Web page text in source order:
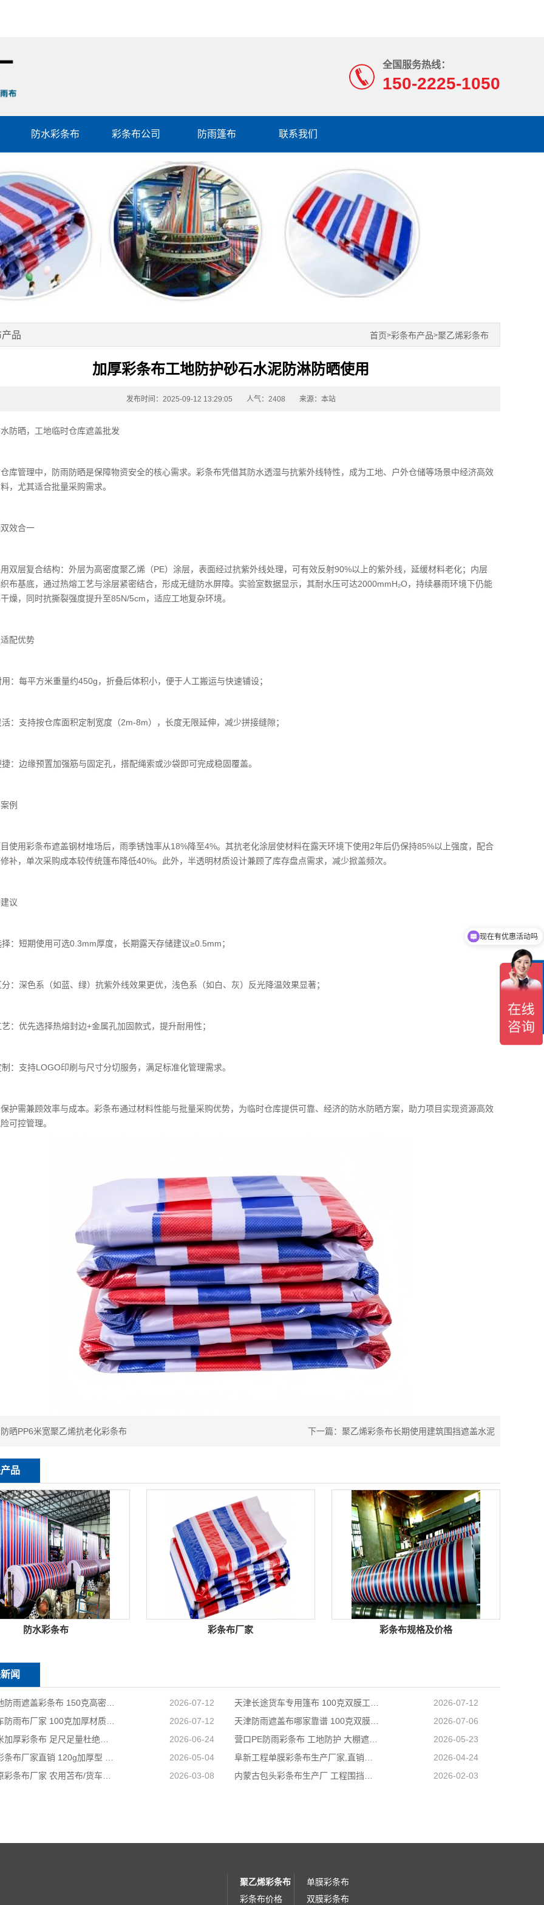
全国服务热线：
150-2225-1050
防水彩条布 彩条布公司 防雨篷布 联系我们
品 首页>彩条布产品>聚乙烯彩条布
加厚彩条布工地防护砂石水泥防淋防晒使用
发布时间：2025-09-12 13:29:05 人气：2408 来源：本站
防晒，工地临时仓库遮盖批发
库管理中，防雨防晒是保障物资安全的核心需求。 彩条布凭借其防水透湿与抗紫外线特性，成为工地、户外仓储等场景中经济高效
，尤其适合批量采购需求。
效合一
双层复合结构：外层为高密度聚乙烯（PE）涂层，表面经过抗紫外线处理，可有效反射90%以上的紫外线，延缓材料老化；内层
布基底，通过热熔工艺与涂层紧密结合，形成无缝防水屏障。实验室数据显示，其耐水压可达2000mmH₂O，持续暴雨环境下仍能
燥，同时抗撕裂强度提升至85N/5cm，适应工地复杂环境。
配优势
：每平方米重量约450g，折叠后体积小，便于人工搬运与快速铺设；
：支持按仓库面积定制宽度（2m-8m），长度无限延伸，减少拼接缝隙；
：边缘预置加强筋与固定孔，搭配绳索或沙袋即可完成稳固覆盖。
例
使用彩条布遮盖钢材堆场后，雨季锈蚀率从18%降至4%。其抗老化涂层使材料在露天环境下使用2年后仍保持85%以上强度，配合
补，单次采购成本较传统篷布降低40%。此外，半透明材质设计兼顾了库存盘点需求，减少掀盖频次。
议
：短期使用可选0.3mm厚度，长期露天存储建议≥0.5mm；
：深色系（如蓝、绿）抗紫外线效果更优，浅色系（如白、灰）反光降温效果显著；
：优先选择热熔封边+金属孔加固款式，提升耐用性；
：支持LOGO印刷与尺寸分切服务，满足标准化管理需求。
护需兼顾效率与成本。 彩条布通过材料性能与批量采购优势，为临时仓库提供可靠、经济的防水防晒方案，助力项目实现资源高效
可控管理。
防晒PP6米宽聚乙烯抗老化彩条布 下一篇：聚乙烯彩条布长期使用建筑围挡遮盖水泥
品
防水彩条布 彩条布厂家 彩条布规格及价格
闻
2026-07-12
2026-07-12
2026-07-12
2026-07-06
2026-06-24
2026-05-23
2026-05-04
2026-04-24
2026-03-08 2026-02-03
聚乙烯彩条布
单膜彩条布
彩条布价格
双膜彩条布
在
线
服
现在有优惠活动吗